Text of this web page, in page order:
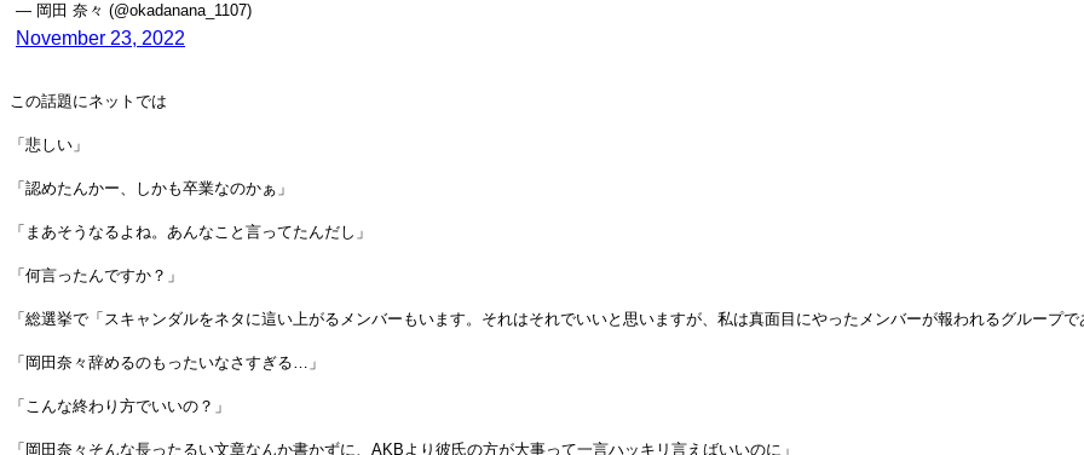
— 岡田 奈々 (@okadanana_1107)
November 23, 2022
この話題にネットでは
「悲しい」
「認めたんかー、しかも卒業なのかぁ」
「まあそうなるよね。あんなこと言ってたんだし」
「何言ったんですか？」
「総選挙で「スキャンダルをネタに這い上がるメンバーもいます。それはそれでいいと思いますが、私は真面目にやったメンバーが報われるグループ
「岡田奈々辞めるのもったいなさすぎる…」
「こんな終わり方でいいの？」
「岡田奈々そんな長ったるい文章なんか書かずに、AKBより彼氏の方が大事って一言ハッキリ言えばいいのに」